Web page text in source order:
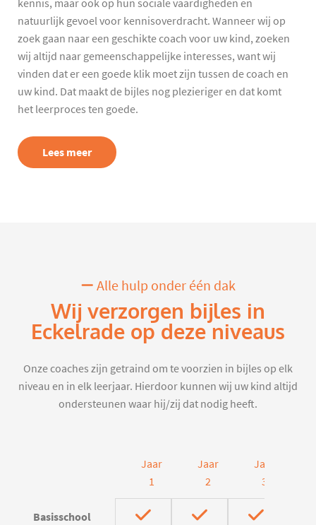
kennis, maar ook op hun sociale vaardigheden en
natuurlijk gevoel voor kennisoverdracht. Wanneer wij op
zoek gaan naar een geschikte coach voor uw kind, zoeken
wij altijd naar gemeenschappelijke interesses, want wij
vinden dat er een goede klik moet zijn tussen de coach en
uw kind. Dat maakt de bijles nog plezieriger en dat komt
het leerproces ten goede.
Lees meer
Alle hulp onder één dak
Wij verzorgen bijles in
Eckelrade op deze niveaus
Onze coaches zijn getraind om te voorzien in bijles op elk
niveau en in elk leerjaar. Hierdoor kunnen wij uw kind altijd
ondersteunen waar hij/zij dat nodig heeft.
Jaar
1
Jaar
2
Jaar
3
Basisschool